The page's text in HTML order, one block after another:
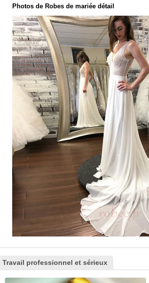
Photos de Robes de mariée détail
Travail professionnel et sérieux